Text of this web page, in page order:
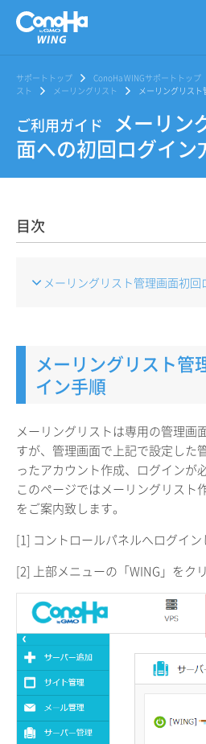
サポートトップ ConoHa WINGサポートトップ
スト
メーリングリスト メーリングリス
ご利用ガイド
メーリン
面への初回ログイン
目次
メーリングリスト管理画面初回
メーリングリスト管
イン手順
メーリングリストは専用の管理画
すが、管理画面で上記で設定した
ったアカウント作成、ログインが
このページではメーリングリスト
をご案内致します。
[1] コントロールパネルへログイン
[2] 上部メニューの「WING」をク